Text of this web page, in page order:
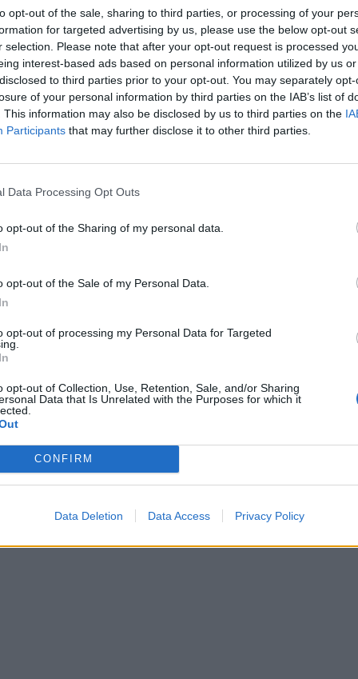
opt-out of the sale, sharing to third parties, or processing of your
for targeted advertising by us, please use the below opt-out
selection. Please note that after your opt-out request is processed
interest-based ads based on personal information utilized by us
to third parties prior to your opt-out. You may separately
of your personal information by third parties on the IAB’s list of
This information may also be disclosed by us to third parties on the
Participants that may further disclose it to other third parties.
Data Processing Opt Outs
opt-out of the Sharing of my personal data.
opt-out of the Sale of my Personal Data.
opt-out of processing my Personal Data for Targeted
opt-out of Collection, Use, Retention, Sale, and/or Sharing
Data that Is Unrelated with the Purposes for which it
CONFIRM
Data Deletion Data Access Privacy Policy
σημαδεύει με το τόξο του και από απόσταση
το στοίχημα που είχε βάλει με τον
διάσημος ήρωας των κινουμένων σχεδίων Μίκι
του Γουίλι».
για την ανατίναξη της ομώνυμης
προκαλεί τον θάνατο 13 ανθρώπων και τον
Whitesnake, Dio, Blue Öyster Cult και